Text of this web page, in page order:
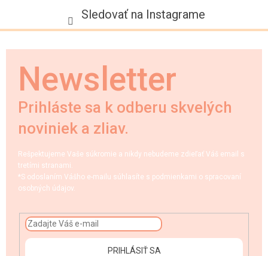
Sledovať na Instagrame
Newsletter
Prihláste sa k odberu skvelých
noviniek a zliav.
Rešpektujeme Vaše súkromie a nikdy nebudeme zdieľať Váš email s
tretími stranami.
*S odoslaním Vášho e-mailu súhlasíte s podmienkami o spracovaní
osobných údajov.
PRIHLÁSIŤ SA